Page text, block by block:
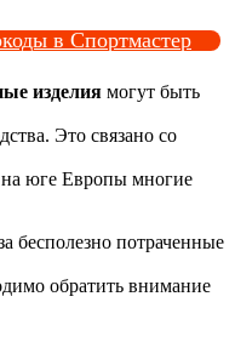
в Спортмастер
изделия могут быть
Это связано со
юге Европы многие
бесполезно потраченные
обратить внимание